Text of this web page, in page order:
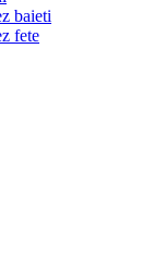
baieti
fete